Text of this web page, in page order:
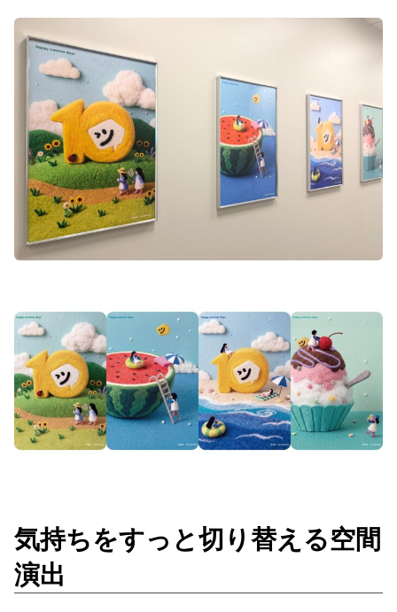
気持ちをすっと切り替える空間
演出